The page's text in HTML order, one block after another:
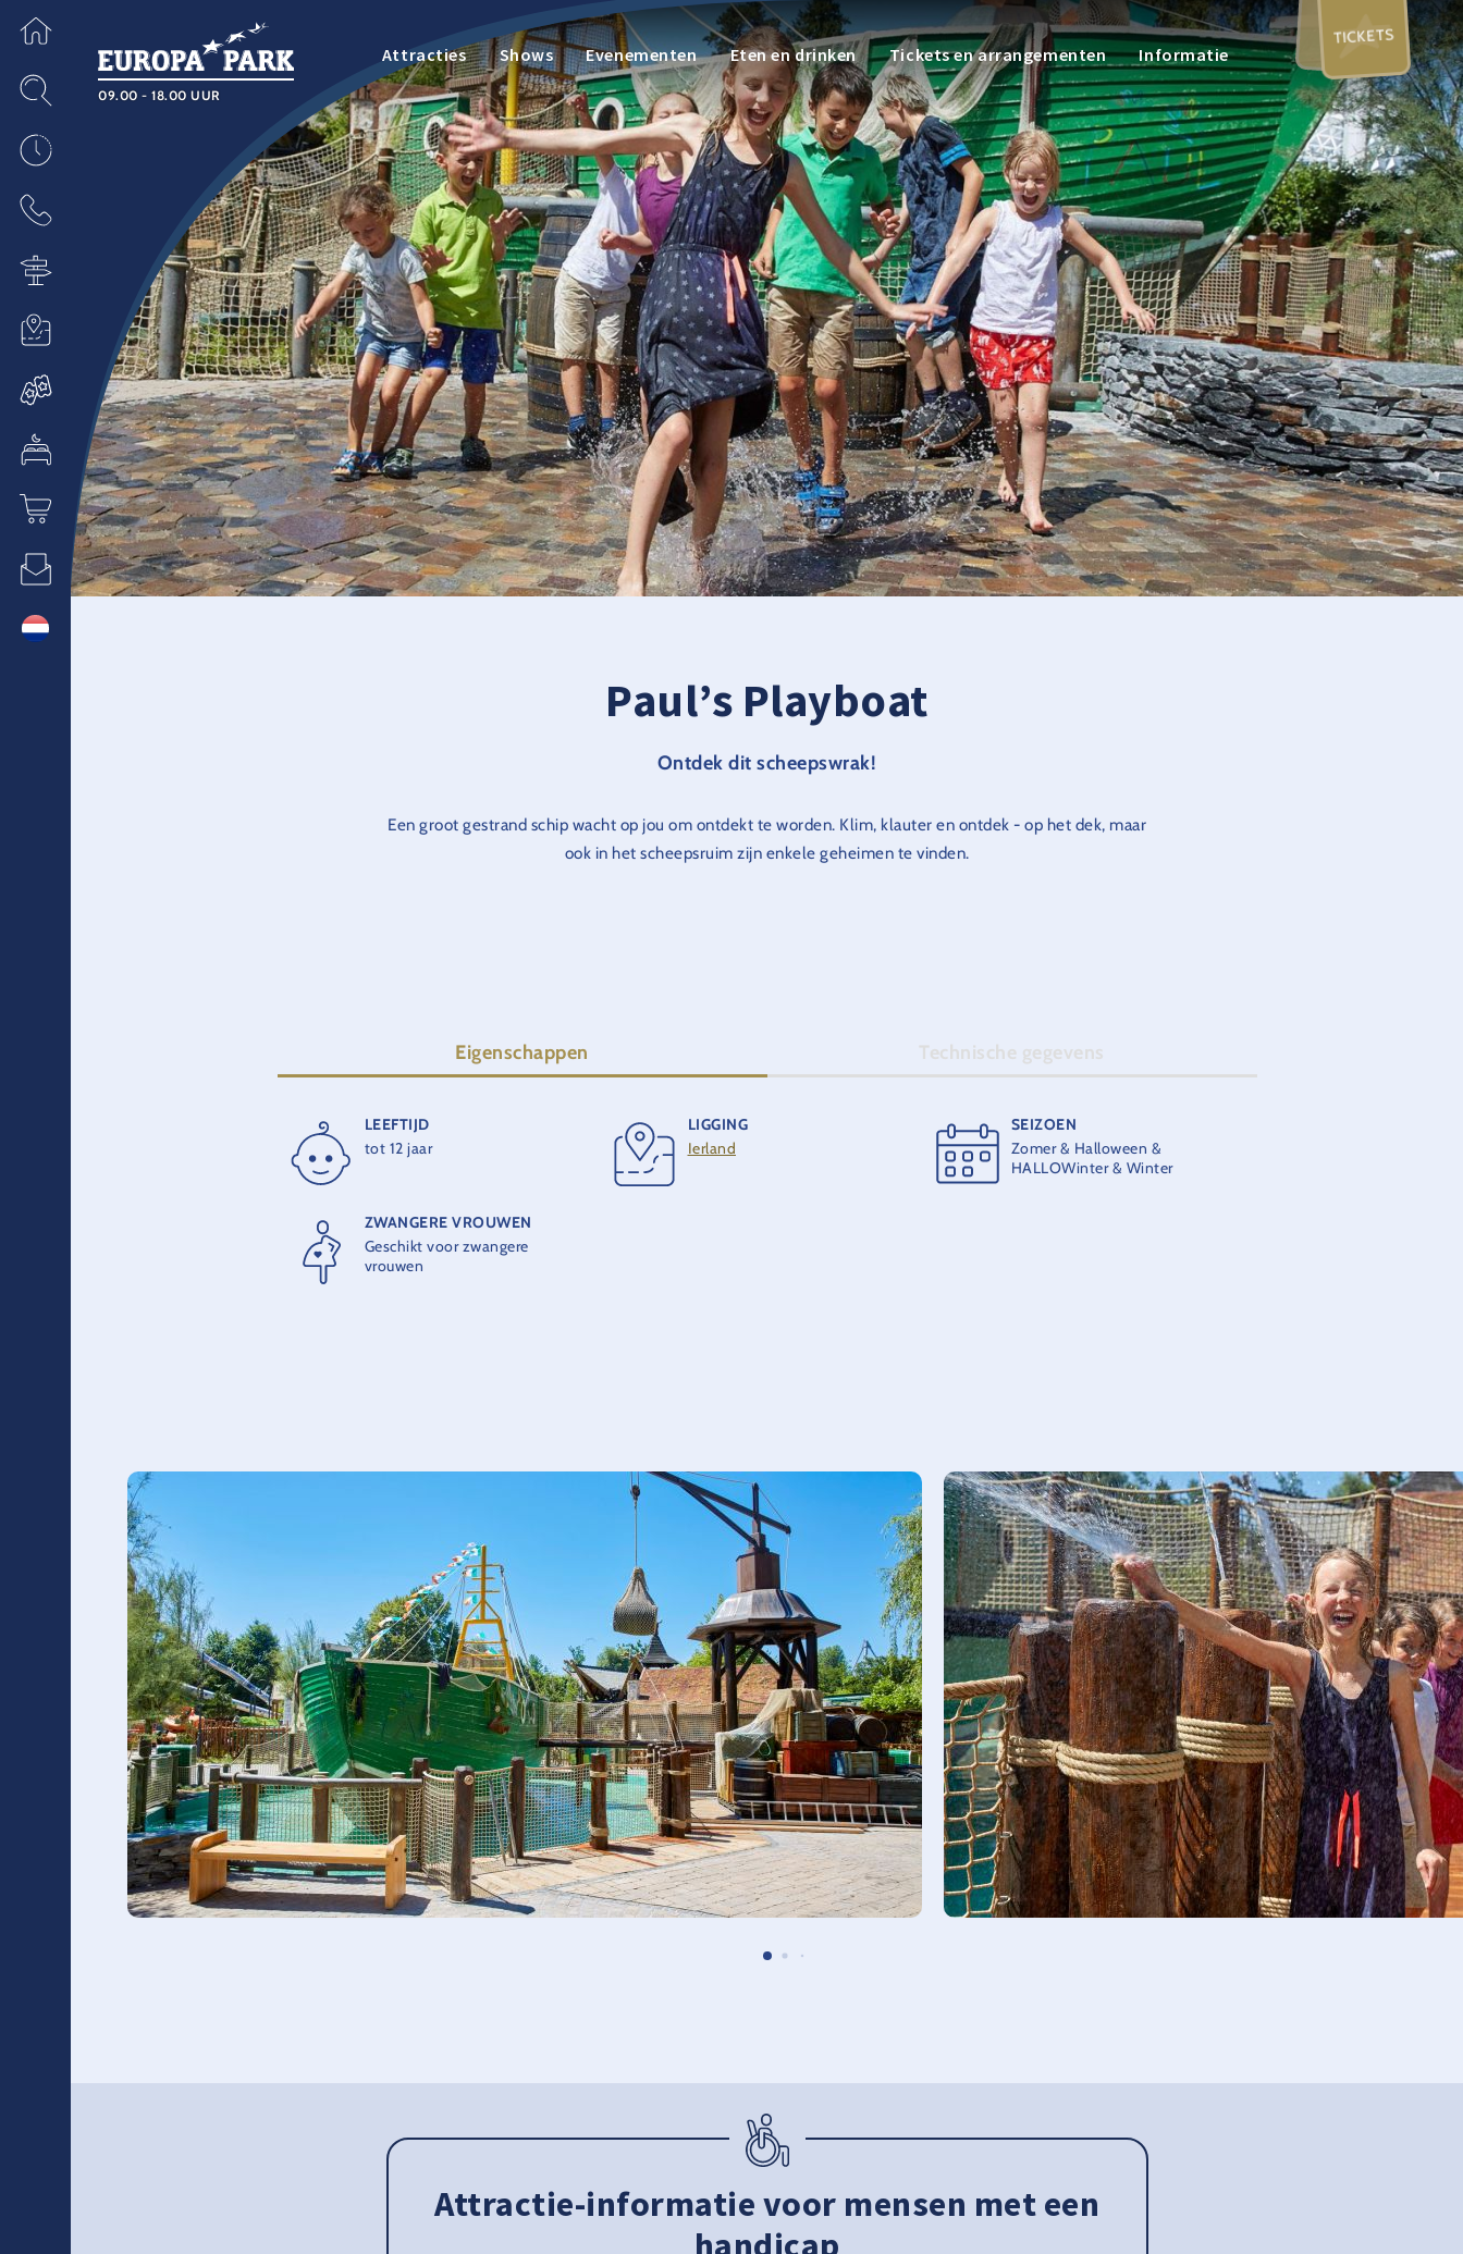
09.00 - 18.00 UUR
Attracties Shows Evenementen Eten en drinken Tickets en arrangementen Informatie
TICKETS
Paul’s Playboat
Ontdek dit scheepswrak!
Een groot gestrand schip wacht op jou om ontdekt te worden. Klim, klauter en ontdek - op het dek, maar
ook in het scheepsruim zijn enkele geheimen te vinden.
Eigenschappen Technische gegevens
LEEFTIJD
tot 12 jaar
LIGGING
Ierland
SEIZOEN
Zomer & Halloween &
HALLOWinter & Winter
ZWANGERE VROUWEN
Geschikt voor zwangere
vrouwen
OPENING
2016
Attractie-informatie voor mensen met een